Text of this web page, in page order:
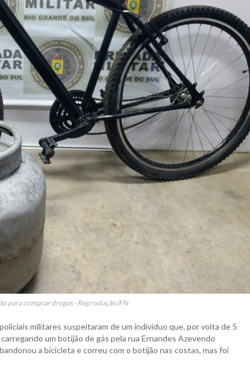
para comprar drogas - Reprodução/FN
militares suspeitaram de um indivíduo que, por volta de 5
um botijão de gás pela rua Ernandes Azevendo
a bicicleta e correu com o botijão nas costas, mas foi